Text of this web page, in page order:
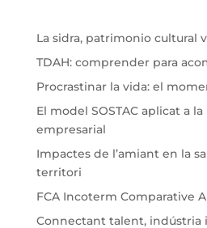
La sidra, patrimonio cultural
TDAH: comprender para
Procrastinar la vida: el
El model SOSTAC aplicat a
empresarial
Impactes de l’amiant en la
territori
FCA Incoterm Comparative
Connectant talent,